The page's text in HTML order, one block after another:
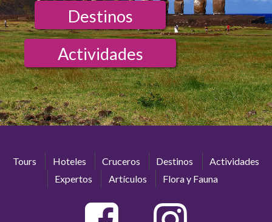
Destinos
Actividades
Tours Hoteles Cruceros Destinos
Actividades
Expertos
Artículos Flora y Fauna